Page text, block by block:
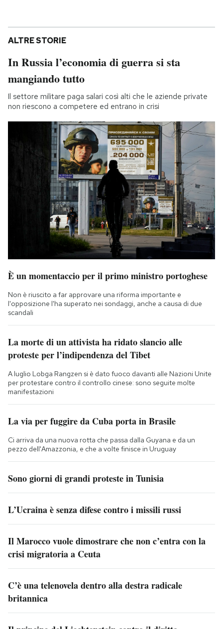
ALTRE STORIE
In Russia l’economia di guerra si sta
mangiando tutto
Il settore militare paga salari così alti che le aziende private
non riescono a competere ed entrano in crisi
È un momentaccio per il primo ministro portoghese
Non è riuscito a far approvare una riforma importante e
l'opposizione l'ha superato nei sondaggi, anche a causa di due
scandali
La morte di un attivista ha ridato slancio alle
proteste per l’indipendenza del Tibet
A luglio Lobga Rangzen si è dato fuoco davanti alle Nazioni Unite
per protestare contro il controllo cinese: sono seguite molte
manifestazioni
La via per fuggire da Cuba porta in Brasile
Ci arriva da una nuova rotta che passa dalla Guyana e da un
pezzo dell'Amazzonia, e che a volte finisce in Uruguay
Sono giorni di grandi proteste in Tunisia
L’Ucraina è senza difese contro i missili russi
Il Marocco vuole dimostrare che non c’entra con la
crisi migratoria a Ceuta
C’è una telenovela dentro alla destra radicale
britannica